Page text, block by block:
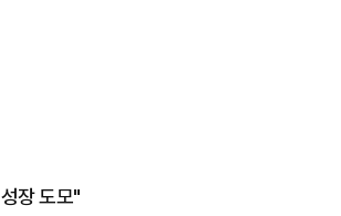
장 도모"